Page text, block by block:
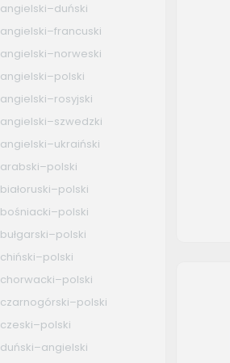
angielski–duński
angielski–francuski
angielski–norweski
angielski–polski
angielski–rosyjski
angielski–szwedzki
angielski–ukraiński
arabski–polski
białoruski–polski
bośniacki–polski
bułgarski–polski
chiński–polski
chorwacki–polski
czarnogórski–polski
czeski–polski
duński–angielski